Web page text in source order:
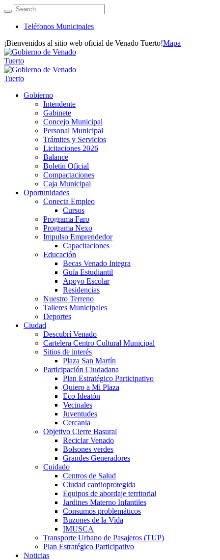
Teléfonos Municipales
¡Bienvenidos al sitio web oficial de Venado Tuerto!Mapa
Gobierno
Intendente
Gabinete
Concejo Municipal
Personal Municipal
Trámites y Servicios
Licitaciones 2026
Balance
Boletín Oficial
Compactaciones
Caja Municipal
Oportunidades
Conecta Empleo
Cursos
Programa Faro
Programa Nexo
Impulso Emprendedor
Capacitaciones
Educación
Becas Venado Integra
Guía Estudiantil
Apoyo Escolar
Residencias
Nuestro Terreno
Talleres Municipales
Deportes
Ciudad
Descubrí Venado
Cartelera Centro Cultural Municipal
Sitios de interés
Plaza San Martín
Participación Ciudadana
Plan Estratégico Participativo
Quiero a Mi Plaza
Eco Ideatón
Vecinales
Juventudes
Cercania
Objetivo Cierre Basural
Reciclar Venado
Bolsones verdes
Grandes Generadores
Cuidado
Centros de Salud
Ciudad cardioprotegida
Equipos de abordaje territorial
Jardines Materno Infantiles
Consumos problemáticos
Buzones de la Vida
IMUSCA
Transporte Urbano de Pasajeros (TUP)
Plan Estratégico Participativo
Noticias